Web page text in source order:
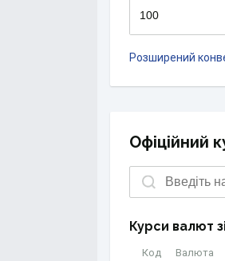
Розширений
Офіційний
Курси валют
Код Валюта